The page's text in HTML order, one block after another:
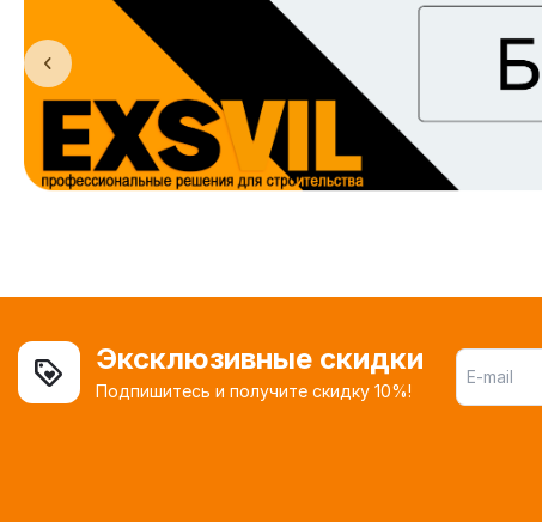
Эксклюзивные скидки
Подпишитесь и получите скидку 10%!